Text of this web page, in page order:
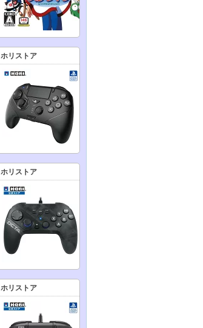
ホリストア
ホリストア
ホリストア